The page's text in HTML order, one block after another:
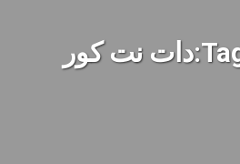
Tag Archives:دات نت کور